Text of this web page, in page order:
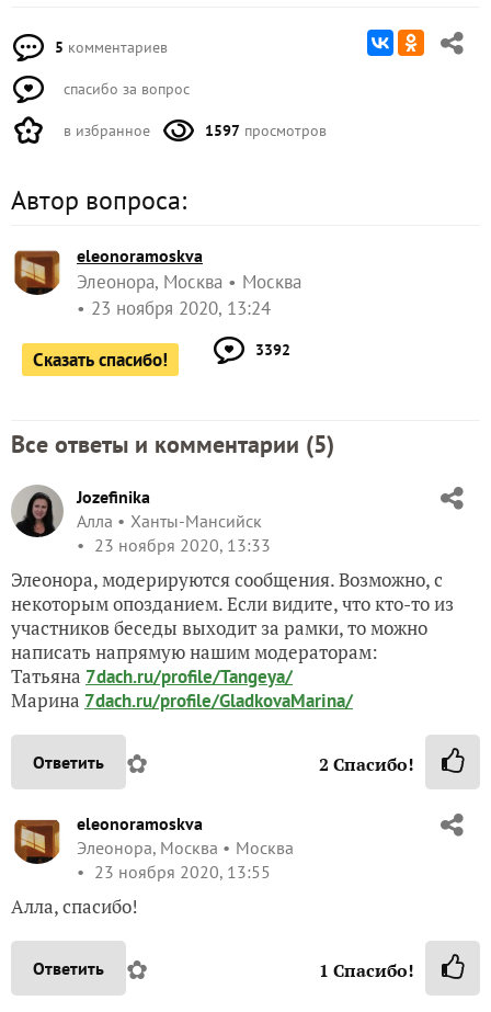
5 комментариев
спасибо за вопрос
в избранное 1597 просмотров
Автор вопроса:
eleonoramoskva
Элеонора, Москва
Москва
23 ноября 2020, 13:24
Сказать спасибо! 3392
Все ответы и комментарии (5)
Jozefinika
Алла
Ханты-Мансийск
23 ноября 2020, 13:33
Элеонора, модерируются сообщения. Возможно, с
некоторым опозданием. Если видите, что кто-то из
участников беседы выходит за рамки, то можно
написать напрямую нашим модераторам:
Татьяна 7dach.ru/profile/Tangeya/
Марина 7dach.ru/profile/GladkovaMarina/
Ответить ✿ 2 Спасибо!
eleonoramoskva
Элеонора, Москва
Москва
23 ноября 2020, 13:55
Алла, спасибо!
Ответить ✿ 1 Спасибо!